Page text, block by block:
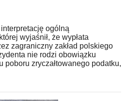
ogólną
wyjaśnił, że wypłata
zagraniczny zakład polskiego
nie rodzi obowiązku
poboru zryczałtowanego podatku,